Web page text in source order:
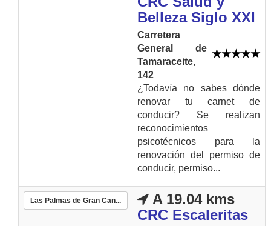
Belleza Siglo XXI
Carretera
General de
Tamaraceite,
142
¿Todavía no sabes dónde
renovar tu carnet de
conducir? Se realizan
reconocimientos
psicotécnicos para la
renovación del permiso de
conducir, permiso...
Las Palmas de Gran Can...
A 19.04 kms
CRC Escaleritas